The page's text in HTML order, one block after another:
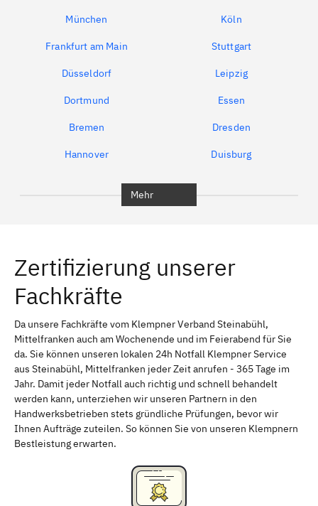
München Köln
Frankfurt am Main Stuttgart
Düsseldorf Leipzig
Dortmund Essen
Bremen Dresden
Hannover Duisburg
Erlangen Bamberg
Bayreuth
Schweinfurt Passau
Freising Rudelsdorf, Mittelfranken
Mehr
Zertifizierung unserer
Fachkräfte
Da unsere Fachkräfte vom Klempner Verband Steinabühl,
Mittelfranken auch am Wochenende und im Feierabend für Sie
da. Sie können unseren lokalen 24h Notfall Klempner Service
aus Steinabühl, Mittelfranken jeder Zeit anrufen - 365 Tage im
Jahr. Damit jeder Notfall auch richtig und schnell behandelt
werden kann, unterziehen wir unseren Partnern in den
Handwerksbetrieben stets gründliche Prüfungen, bevor wir
Ihnen Aufträge zuteilen. So können Sie von unseren Klempnern
Bestleistung erwarten.